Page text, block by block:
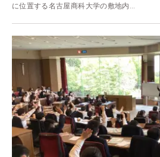
に位置する名古屋商科大学の敷地内...